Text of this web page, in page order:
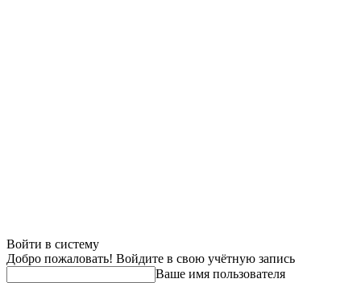
Войти в систему
Добро пожаловать! Войдите в свою учётную запись
Ваше имя пользователя